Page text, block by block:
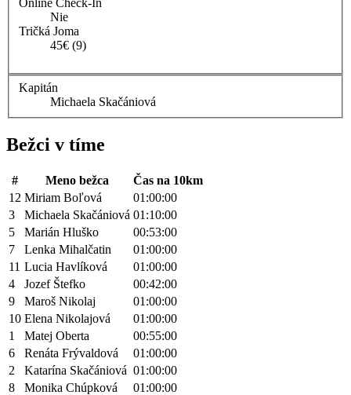
Online Check-In
Nie
Tričká Joma
45€ (9)
Kapitán
Michaela Skačániová
Bežci v tíme
# Meno bežca
Čas na 10km
12 Miriam Boľová
01:00:00
3
Michaela Skačániová 01:10:00
5
Marián Hluško
00:53:00
7
Lenka Mihalčatin
01:00:00
11 Lucia Havlíková
01:00:00
4
Jozef Štefko
00:42:00
9
Maroš Nikolaj
01:00:00
10 Elena Nikolajová
01:00:00
1
Matej Oberta
00:55:00
6
Renáta Frývaldová
01:00:00
2
Katarína Skačániová 01:00:00
8
Monika Chúpková 01:00:00